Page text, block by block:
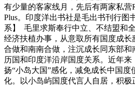
有少量的客家线月，先后有两家私营
Plus。印度洋出书社是毛出书刊行图
系】 毛里求斯奉行中立、不结盟和
经济扶植办事，从意取所有国度成
合做和南南合做，注沉成长同东部
历国和印度洋沿岸国度关系。近年来
扬“小岛大国”感化，减免成长中国
化。以小岛屿国度代言人自居，积